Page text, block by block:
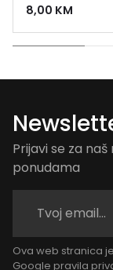
8,00 KM
Prijavi se za
ponudama
Ova web stranica
Google pravila